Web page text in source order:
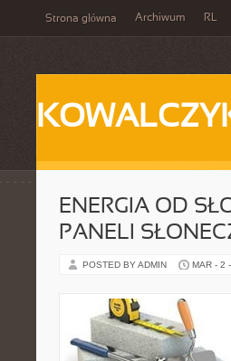
Strona główna Archiwum RL
ENERGIA OD
PANELI
POSTED BY ADMIN MAR - 2